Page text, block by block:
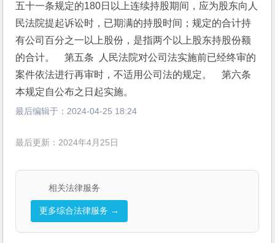
五十一条规定的180日以上连续持股期间，应为股东向人
民法院提起诉讼时，已期满的持股时间；规定的合计持
有公司百分之一以上股份，是指两个以上股东持股份额
的合计。    第五条  人民法院对公司法实施前已经终审的
案件依法进行再审时，不适用公司法的规定。    第六条
本规定自公布之日起实施。
最后编辑于： 2024-04-25 18:24
最后更新：2024年4月25日
相关法律服务
更多综合法律服务 →